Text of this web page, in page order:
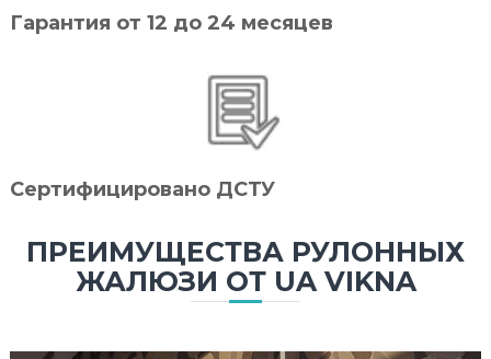
Гарантия от 12 до 24 месяцев
Сертифицировано ДСТУ
ПРЕИМУЩЕСТВА РУЛОННЫХ
ЖАЛЮЗИ ОТ UA VIKNA